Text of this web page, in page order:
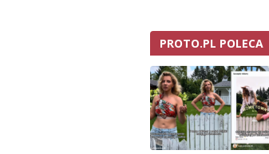
PROTO.PL POLECA